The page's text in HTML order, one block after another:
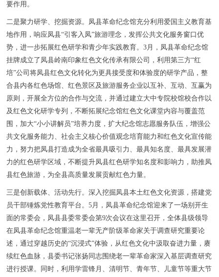
要作用。
二是聚力研学、挖掘资源。凤县革命纪念馆充分利用爱国主义教育基
地作用，响应凤县“引客入凤”旅游理念，发挥公共文化服务窗口优
势，进一步拓展红色研学和青少年实践教育。3月，凤县革命纪念馆
挂牌成立了凤县岭南印象红色文化传承有限公司，利用第三方“红
培”公司将凤县红色文化转化为更具接受度和体验度的研学产品，整
合县内各红色场馆、红色景区及旅游服务企业以互补、互动、互赢为
原则，开展全方位的合作与交流，并通过建立大中专院校馆校合作以
及红色文化研学专列，不断拓展纪念馆红色文化课堂内容与覆盖范
围，加大“小小讲解员”培养力度，扩大纪念馆志愿服务队伍，增强公
共文化服务能力、社会主义核心价值观念培育能力和红色文化宣传能
力，努力把凤县打造成为全省最具吸引力、最具知名度、最具发展潜
力的红色研学区域，不断提升凤县红色研学知名度和影响力，助推凤
县红色旅游，为全县高质量发展贡献红色力量。
三是创新载体、活动先行。深入挖掘凤县本土红色文化资源，搭建党
员干部锤炼党性教育平台。5月，凤县革命纪念馆迎来了一场别开生
面的常委会，凤县县委常委会第9次会议在这里召开，全体县级领导
在凤县革命纪念馆重温老一辈无产阶级革命家关于调查研究重要论
述，通过穿越历史的“沉浸式”体验，从红色文化中汲取奋进力量，赓
续红色血脉，县委书记张扬同志围绕老一辈革命家深入基层调查研究
进行授课。同时，利用学雷锋月、清明节、青年节、儿童节等重大节